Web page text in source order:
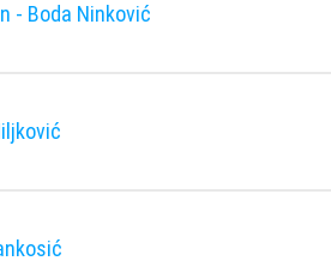
- Boda Ninković